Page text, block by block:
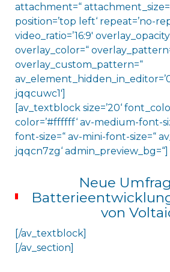
attachment=“
position=’top left‘ repeat=’no-
video_ratio=’16:9′
overlay_color=“
overlay_custom_pattern=“
jqqcuwc1′]
[av_textblock size=’20‘
color=’#ffffff‘ av-medium-font-
font-size=“ av-mini-font-size=“
jqqcn7zg‘ admin_preview_bg=“]
Neue
von
[/av_textblock]
[/av_section]